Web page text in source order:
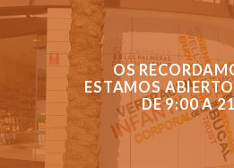
OS
ESTAMOS
DE 9:00 A